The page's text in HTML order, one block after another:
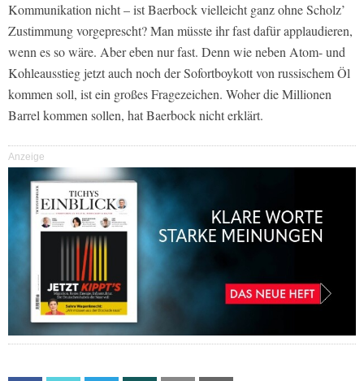
Kommunikation nicht – ist Baerbock vielleicht ganz ohne Scholz’
Zustimmung vorgeprescht? Man müsste ihr fast dafür applaudieren,
wenn es so wäre. Aber eben nur fast. Denn wie neben Atom- und
Kohleausstieg jetzt auch noch der Sofortboykott von russischem Öl
kommen soll, ist ein großes Fragezeichen. Woher die Millionen
Barrel kommen sollen, hat Baerbock nicht erklärt.
Anzeige